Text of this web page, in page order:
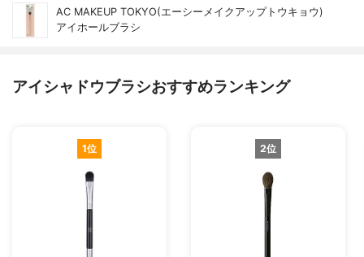
AC MAKEUP TOKYO(エーシーメイクアップトウキョウ)
アイホールブラシ
アイシャドウブラシおすすめランキング
1位 2位